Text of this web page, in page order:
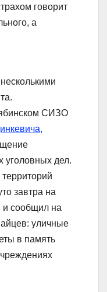
говорит
а
СИЗО
уголовных дел.
завтра на
и сообщил на
уличные
в память